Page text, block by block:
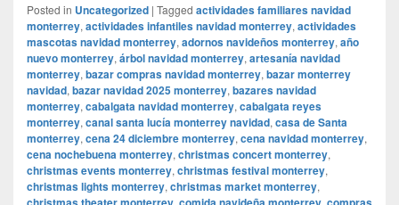
Posted in Uncategorized | Tagged actividades familiares navidad
monterrey, actividades infantiles navidad monterrey, actividades
mascotas navidad monterrey, adornos navideños monterrey, año
nuevo monterrey, árbol navidad monterrey, artesanía navidad
monterrey, bazar compras navidad monterrey, bazar monterrey
navidad, bazar navidad 2025 monterrey, bazares navidad
monterrey, cabalgata navidad monterrey, cabalgata reyes
monterrey, canal santa lucía monterrey navidad, casa de Santa
monterrey, cena 24 diciembre monterrey, cena navidad monterrey,
cena nochebuena monterrey, christmas concert monterrey,
christmas events monterrey, christmas festival monterrey,
christmas lights monterrey, christmas market monterrey,
, ,